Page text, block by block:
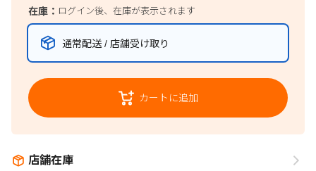
在庫： ログイン後、在庫が表示されます
通常配送 / 店舗受け取り
カートに追加
店舗在庫